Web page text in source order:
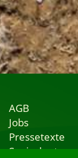
AGB
Jobs
Pressetexte
Speisekarten